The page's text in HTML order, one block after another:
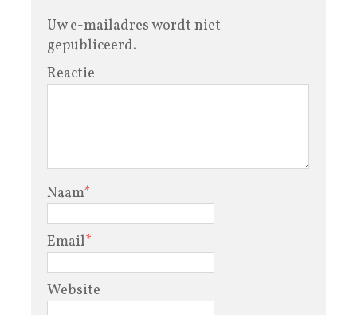
Uw e-mailadres wordt niet
gepubliceerd.
Reactie
Naam*
Email*
Website